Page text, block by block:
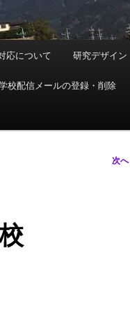
応について 研究デザイン
校配信メールの登録・削除
次へ